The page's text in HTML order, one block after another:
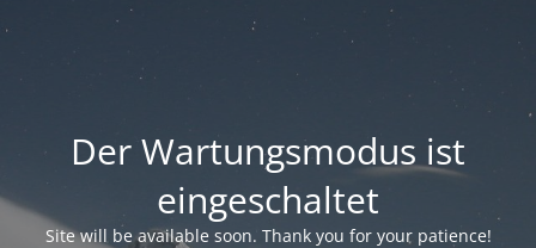
Der Wartungsmodus ist
eingeschaltet
Site will be available soon. Thank you for your patience!